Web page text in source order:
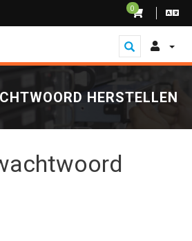
0
HERSTELLEN